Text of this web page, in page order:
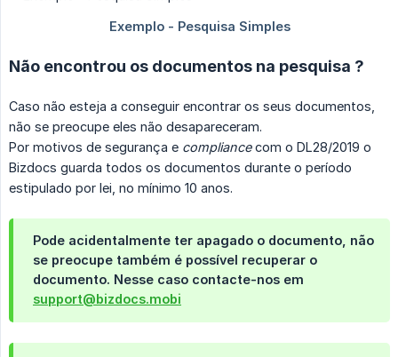
Não encontrou os documentos na pesquisa ?
Caso não esteja a conseguir encontrar os seus documentos,
não se preocupe eles não desapareceram.
Por motivos de segurança e compliancecom o DL28/2019 o
Bizdocs guarda todos os documentos durante o período
estipulado por lei, no mínimo 10 anos.
Pode acidentalmente ter apagado o documento, não
se preocupe também é possível recuperar o
documento. Nesse caso contacte-nos em
support@bizdocs.mobi